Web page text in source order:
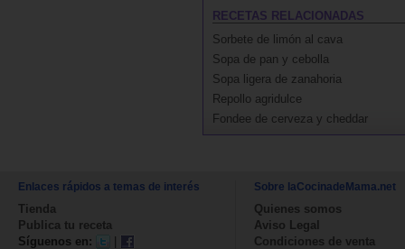
RECETAS RELACIONADAS
Sorbete de limón al cava
Sopa de pan y cebolla
Sopa ligera de zanahoria
Repollo agridulce
Fondee de cerveza y cheddar
Enlaces rápidos a temas de interés
Tienda
Publica tu receta
Síguenos en:
|
Sobre laCocinadeMama.net
Quienes somos
Aviso Legal
Condiciones de venta